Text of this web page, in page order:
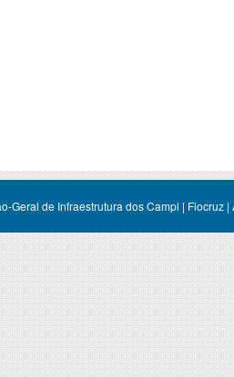
Geral de Infraestrutura dos Campi | Fiocruz